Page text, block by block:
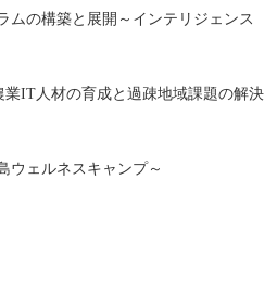
ムの構築と展開～インテリジェンス
IT人材の育成と過疎地域課題の解決
ウェルネスキャンプ～